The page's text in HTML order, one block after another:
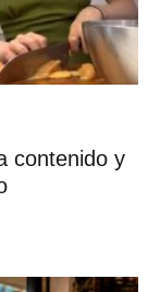
contenido y